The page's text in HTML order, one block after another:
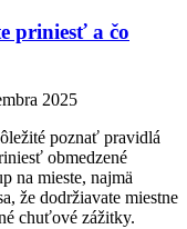
priniesť a čo
2025
poznať pravidlá
obmedzené
na mieste, najmä
že dodržiavate miestne
chuťové zážitky.